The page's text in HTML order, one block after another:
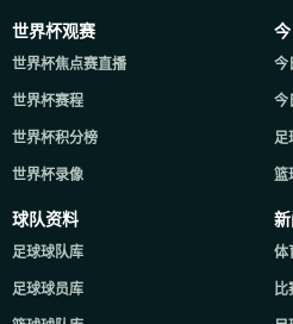
世界杯观赛
世界杯焦点赛直播
世界杯赛程
世界杯积分榜
世界杯录像
今
今
足
篮
球队资料
足球球队库
足球球员库
体
比